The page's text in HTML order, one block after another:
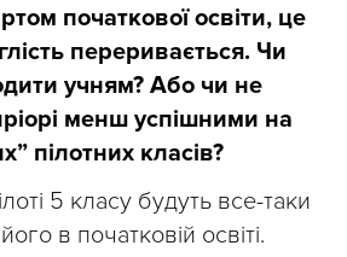
початкової освіти, це
переривається. Чи
учням? Або чи не
менш успішними на
пілотних класів?
5 класу будуть все-таки
в початковій освіті.